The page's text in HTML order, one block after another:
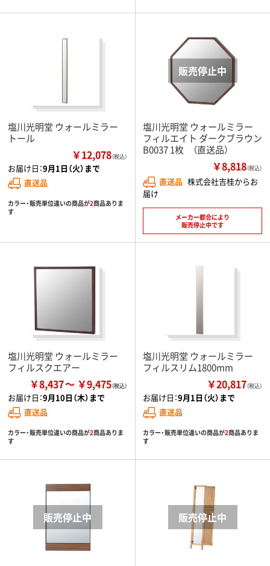
塩川光明堂 ウォールミラー
トール
￥12,078（税込）
お届け日：9月1日（火）まで
直送品
カラー・販売単位違いの商品が2商品ありま
す
塩川光明堂 ウォールミラー
フィルエイト ダークブラウン
B0037 1枚 （直送品）
￥8,818（税込）
直送品 株式会社吉桂からお
届け
メーカー都合により
販売停止中です
塩川光明堂 ウォールミラー
フィルスクエアー
￥8,437 ￥9,475
お届け日：9月10日（木）まで
直送品
カラー・販売単位違いの商品が2商品ありま
す
塩川光明堂 ウォールミラー
フィルスリム1800mm
￥20,817（税込）
お届け日：9月1日（火）まで
直送品
カラー・販売単位違いの商品が2商品ありま
す